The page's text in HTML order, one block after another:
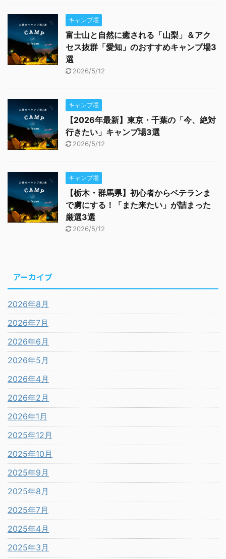
キャンプ場
富士山と自然に癒される「山梨」＆アク
セス抜群「愛知」のおすすめキャンプ場3
選
2026/5/12
キャンプ場
【2026年最新】東京・千葉の「今、絶対
行きたい」キャンプ場3選
2026/5/12
キャンプ場
【栃木・群馬県】初心者からベテランま
で虜にする！「また来たい」が詰まった
厳選3選
2026/5/12
アーカイブ
2026年8月
2026年7月
2026年6月
2026年5月
2026年4月
2026年2月
2026年1月
2025年12月
2025年10月
2025年9月
2025年8月
2025年7月
2025年4月
2025年3月